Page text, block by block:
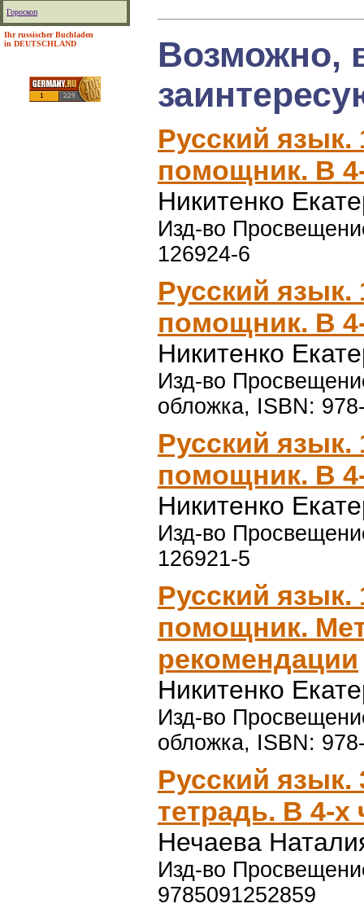
Гороскоп
Ihr russischer Buchladen
in DEUTSCHLAND
Возможно,
Русский язык.
помощник. В
Никитенко
Изд-во
126924-6
Русский язык.
помощник. В
Никитенко
Изд-во
обложка, ISBN:
Русский язык.
помощник. В
Никитенко
Изд-во
126921-5
Русский язык.
помощник.
рекомендации
Никитенко
Изд-во
обложка, ISBN:
Русский язык.
тетрадь. В 4-х
Нечаева
Изд-во
9785091252859